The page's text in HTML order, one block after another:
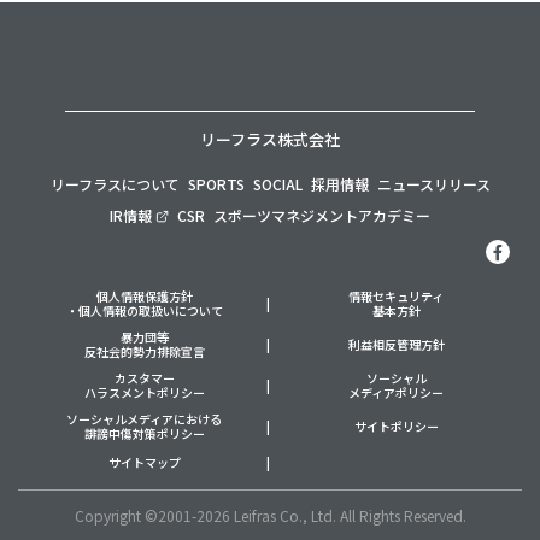
リーフラス株式会社
リーフラスについて SPORTS SOCIAL 採用情報 ニュースリリース
IR情報
CSR スポーツマネジメントアカデミー
個人情報保護方針
・個人情報の取扱いについて
情報セキュリティ
基本方針
暴力団等
反社会的勢力排除宣言
利益相反管理方針
カスタマー
ハラスメントポリシー
ソーシャル
メディアポリシー
ソーシャルメディアにおける
誹謗中傷対策ポリシー
サイトポリシー
サイトマップ
Copyright ©2001-2026 Leifras Co., Ltd. All Rights Reserved.